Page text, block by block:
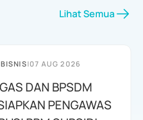
Lihat Semua
|07 AUG 2026
DAN BPSDM
PENGAWAS